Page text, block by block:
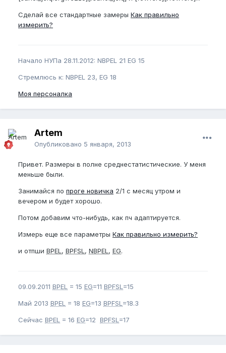
Сделай все стандартные замеры Как правильно
измерить?
Начало НУПа 28.11.2012: NBPEL 21 EG 15
Стремлюсь к: NBPEL 23, EG 18
Моя персоналка
Artem
Опубликовано 5 января, 2013
Привет. Размеры в полне среднестатистические. У меня
меньше были.
Занимайся по проге новичка 2/1 с месяц утром и
вечером и будет хорошо.
Потом добавим что-нибудь, как пч адаптируется.
Измерь еще все параметры Как правильно измерить?
и отпши BPEL , BPFSL , NBPEL , EG.
09.09.2011 BPEL = 15 EG=11 BPFSL =15
Май 2013 BPEL = 18 EG=13 BPFSL =18.3
Сейчас BPEL = 16 EG=12 BPFSL =17